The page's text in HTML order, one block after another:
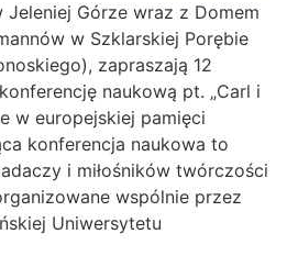
Jeleniej Górze wraz z Domem
w Szklarskiej Porębie
zapraszają 12
naukową pt. „Carl i
w europejskiej pamięci
konferencja naukowa to
i miłośników twórczości
wspólnie przez
Uniwersytetu